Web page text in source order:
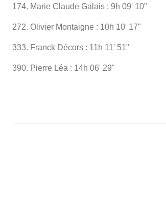
174. Marie Claude Galais : 9h 09' 10"
272. Olivier Montaigne : 10h 10' 17"
333. Franck Décors : 11h 11' 51"
390. Pierre Léa : 14h 06' 29"